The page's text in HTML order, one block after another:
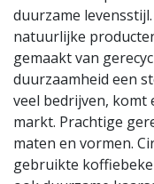
duurzame
natuurlijke
gemaakt van
duurzaamheid een
veel bedrijven, komt
markt. Prachtige
maten en vormen.
gebruikte